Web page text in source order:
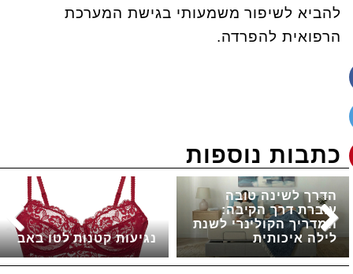
להביא לשיפור משמעותי בגישת המערכת
הרפואית להפרדה.
כתבות נוספות
נגיעות קטנות לטו באב
הדרך לשינה טובה
עוברת דרך הקיבה:
המדריך הקולינרי לשנת
לילה איכותית